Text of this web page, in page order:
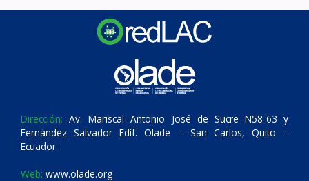
Dirección: Av. Mariscal Antonio José de Sucre N58-63 y
Fernández Salvador Edif. Olade – San Carlos, Quito –
Ecuador.
Web: www.olade.org